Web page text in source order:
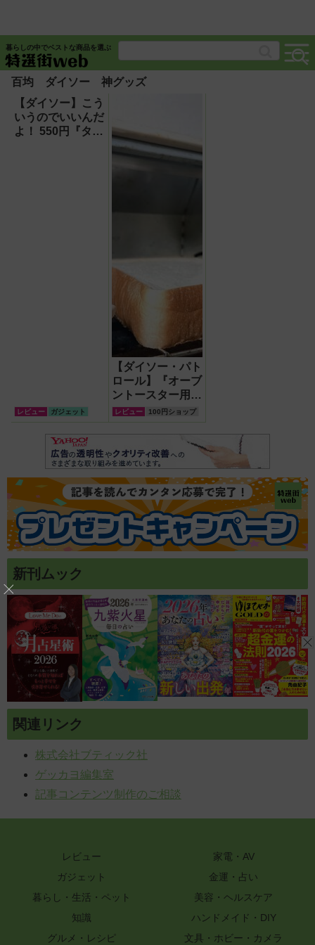
暮らしの中でベストな商品を選ぶ
百均 ダイソー 神グッズ
【ダイソー】こう
いうのでいいんだ
よ！ 550円『タブ
レビュー ガジェット
【ダイソー・パト
ロール】『オーブ
ントースター用ス
チーム皿』で高級
き上がりになるの
か検証！
レビュー 100円ショップ
新刊ムック
関連リンク
株式会社ブティック社
ゲッカヨ編集室
記事コンテンツ制作のご相談
レビュー
家電・AV
ガジェット
金運・占い
暮らし・生活・ペット
美容・ヘルスケア
知識
ハンドメイド・DIY
グルメ・レシピ
文具・ホビー・カメラ